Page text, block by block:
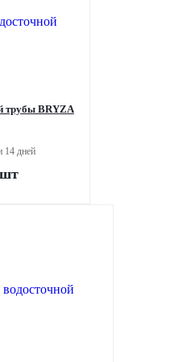
трубы BRYZA
14 дней